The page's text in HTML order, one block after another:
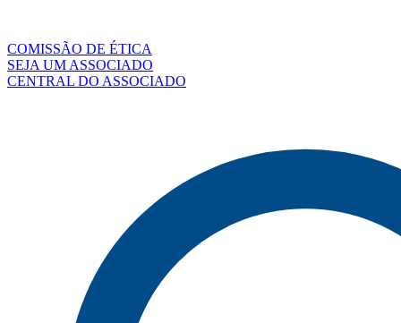
COMISSÃO DE ÉTICA
SEJA UM ASSOCIADO
CENTRAL DO ASSOCIADO